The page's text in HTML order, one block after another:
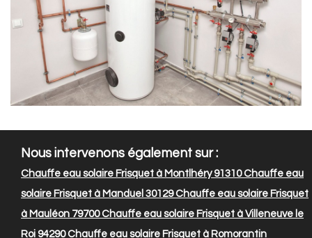
Nous intervenons également sur :
Chauffe eau solaire Frisquet à Montlhéry 91310Chauffe eau
solaire Frisquet à Manduel 30129Chauffe eau solaire Frisquet
à Mauléon 79700Chauffe eau solaire Frisquet à Villeneuve le
Roi 94290Chauffe eau solaire Frisquet à Romorantin